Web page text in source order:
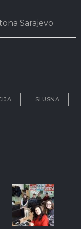
Sarajevo
SLUSNA